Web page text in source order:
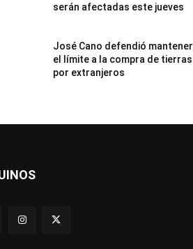
serán afectadas este jueves
José Cano defendió mantener
el límite a la compra de tierras
por extranjeros